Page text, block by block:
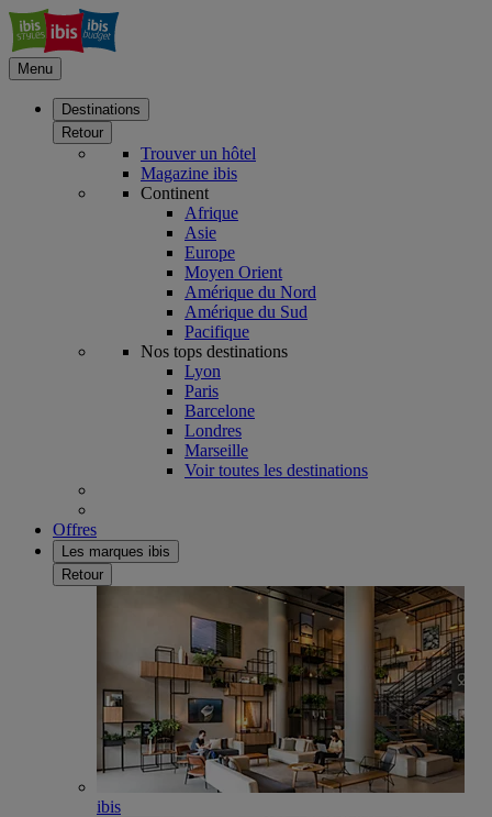
Menu
Destinations
Retour
Trouver un hôtel
Magazine ibis
Continent
Afrique
Asie
Europe
Moyen Orient
Amérique du Nord
Amérique du Sud
Pacifique
Nos tops destinations
Lyon
Paris
Barcelone
Londres
Marseille
Voir toutes les destinations
Offres
Les marques ibis
Retour
ibis